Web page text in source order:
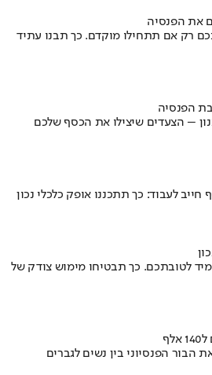
את הפנסיה
רק אם תתחילו מוקדם. כך תבנו עתיד
הפנסיה
– הצעדים שיצילו את הכסף שלכם
לעבוד: כך תתכננו אופק כלכלי נכון
לטובתכם. כך תבטיחו מימוש צודק של
הבור הפנסיוני בין נשים לגברים